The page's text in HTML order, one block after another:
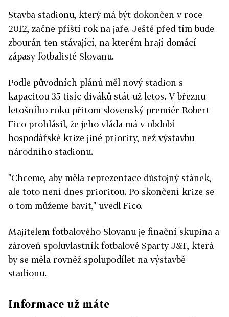
Stavba stadionu, který má být dokončen v roce
2012, začne příští rok na jaře. Ještě před tím bude
zbourán ten stávající, na kterém hrají domácí
zápasy fotbalisté Slovanu.
Podle původních plánů měl nový stadion s
kapacitou 35 tisíc diváků stát už letos. V březnu
letošního roku přitom slovenský premiér Robert
Fico prohlásil, že jeho vláda má v období
hospodářské krize jiné priority, než výstavbu
národního stadionu.
"Chceme, aby měla reprezentace důstojný stánek,
ale toto není dnes prioritou. Po skončení krize se
o tom můžeme bavit," uvedl Fico.
Majitelem fotbalového Slovanu je finační skupina a
zároveň spoluvlastník fotbalové Sparty J&T, která
by se měla rovněž spolupodílet na výstavbě
stadionu.
Informace už máte